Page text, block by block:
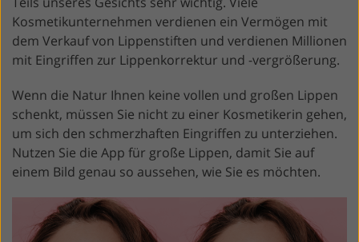
Kosmetikunternehmen verdienen ein Vermögen mit
dem Verkauf von Lippenstiften und verdienen Millionen
mit Eingriffen zur Lippenkorrektur und -vergrößerung.
Wenn die Natur Ihnen keine vollen und großen Lippen
schenkt, müssen Sie nicht zu einer Kosmetikerin gehen,
um sich den schmerzhaften Eingriffen zu unterziehen.
Nutzen Sie die App für große Lippen, damit Sie auf
einem Bild genau so aussehen, wie Sie es möchten.